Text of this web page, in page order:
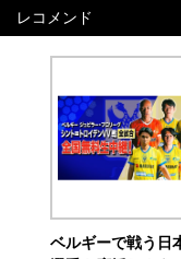
レコメンド
ベルギーで戦う日